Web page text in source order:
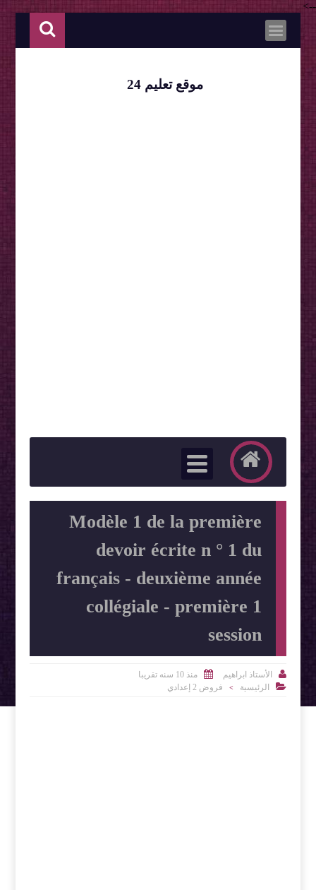
-->
موقع تعليم 24
Modèle 1 de la première
devoir écrite n ° 1 du
français - deuxième année
collégiale - première 1
session
 الأستاذ ابراهيم 
منذ 10 سنه تقريبا

الرئيسية > فروض 2 إعدادي